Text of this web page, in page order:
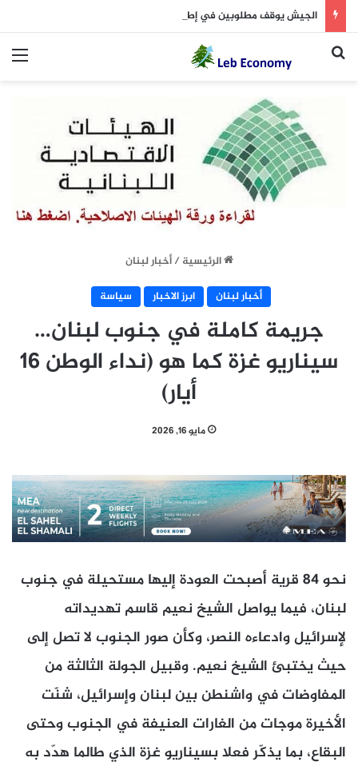
الجيش يوقف مطلوبين في إطار ملاحقة المخلين بالأمن
بحث عن
الرئيسية / أخبار لبنان
أخبار لبنان
ابرز الاخبار سياسة
جريمة كاملة في جنوب لبنان…
سيناريو غزة كما هو (نداء الوطن 16
أيار)
مايو 16, 2026
نحو 84 قرية أصبحت العودة إليها مستحيلة في جنوب
لبنان، فيما يواصل الشيخ نعيم قاسم تهديداته
لإسرائيل وادعاءه النصر، وكأن صور الجنوب لا تصل إلى
حيث يختبئ الشيخ نعيم. وقبيل الجولة الثالثة من
المفاوضات في واشنطن بين لبنان وإسرائيل، شنّت
الأخيرة موجات من الغارات العنيفة في الجنوب وحتى
البقاع، بما يذكّر فعلا بسيناريو غزة الذي طالما هدّد به